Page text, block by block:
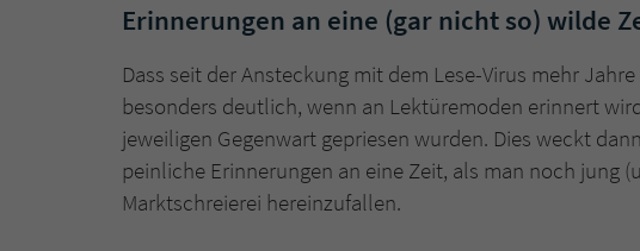
Erinnerungen an eine (gar nicht so) wilde
Dass seit der Ansteckung mit dem Lese-Virus mehr
besonders deutlich, wenn an Lektüremoden erinnert
jeweiligen Gegenwart gepriesen wurden. Dies weckt
peinliche Erinnerungen an eine Zeit, als man noch jung
Marktschreierei hereinzufallen.